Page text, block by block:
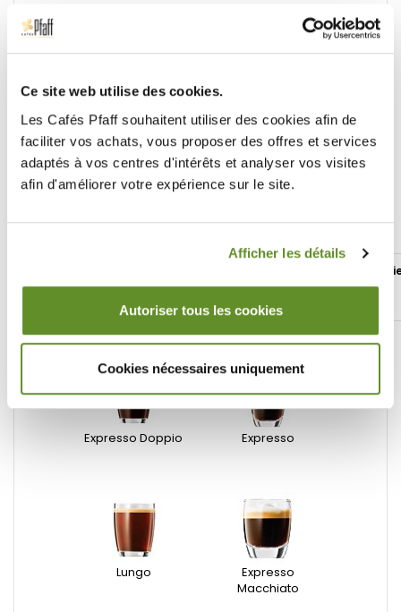
Ce site web utilise des cookies.
Les Cafés Pfaff souhaitent utiliser des cookies afin de
faciliter vos achats, vous proposer des offres et services
adaptés à vos centres d'intérêts et analyser vos visites
afin d'améliorer votre expérience sur le site.
Afficher les détails
Autoriser tous les cookies
Cookies nécessaires uniquement
Dark Inox qui lui confère un look contemporain
et raffiné. Ses formes géométriques et ses
matériaux. Sublimée par des touches de
chrome discrètes, cette machine à grains
s'intègre naturellement dans toutes les cuisines
tout en garantissant une grande durabilité.
cadeaux
réalisables
techniques
Expresso Doppio Expresso
Lungo
Expresso
Macchiato